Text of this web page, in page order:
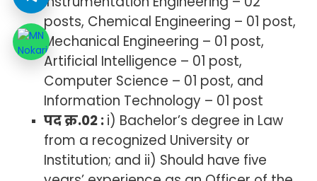
posts, Chemical Engineering – 01 post,
Mechanical Engineering – 01 post,
Artificial Intelligence – 01 post,
Computer Science – 01 post, and
Information Technology – 01 post
पद क्र.02 :i) Bachelor’s degree in Law
from a recognized University or
Institution; and ii) Should have five